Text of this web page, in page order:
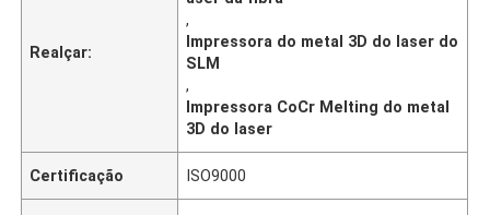
Realçar:
,
Impressora do metal 3D do laser do
SLM
,
Impressora CoCr Melting do metal
3D do laser
Certificação ISO9000